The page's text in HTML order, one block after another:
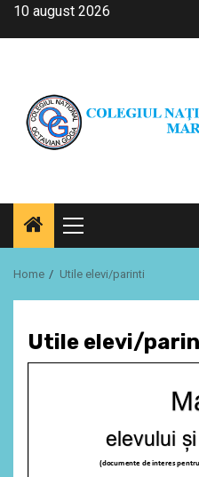
Skip10 august 2026
Primary
Menu
Home Utile elevi/parinti
Utile elevi/